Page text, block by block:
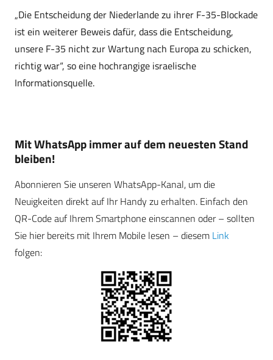
„Die Entscheidung der Niederlande zu ihrer F-35-Blockade
ist ein weiterer Beweis dafür, dass die Entscheidung,
unsere F-35 nicht zur Wartung nach Europa zu schicken,
richtig war“, so eine hochrangige israelische
Informationsquelle.
Mit WhatsApp immer auf dem neuesten Stand
bleiben!
Abonnieren Sie unseren WhatsApp-Kanal, um die
Neuigkeiten direkt auf Ihr Handy zu erhalten. Einfach den
QR-Code auf Ihrem Smartphone einscannen oder – sollten
Sie hier bereits mit Ihrem Mobile lesen – diesem Link
folgen: